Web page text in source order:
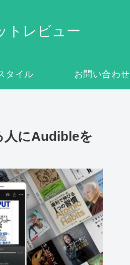
トレビュー
タイル お問い合わせ
人にAudibleを